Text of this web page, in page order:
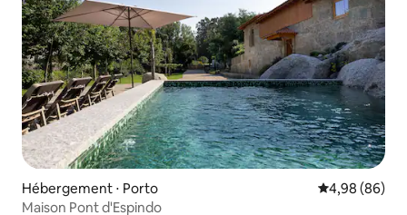
Hébergement ⋅ Porto Évaluation
4,98 (86)
Maison Pont d'Espindo